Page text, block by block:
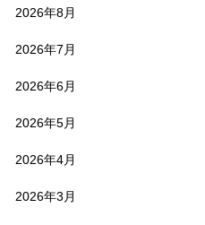
2026年8月
2026年7月
2026年6月
2026年5月
2026年4月
2026年3月